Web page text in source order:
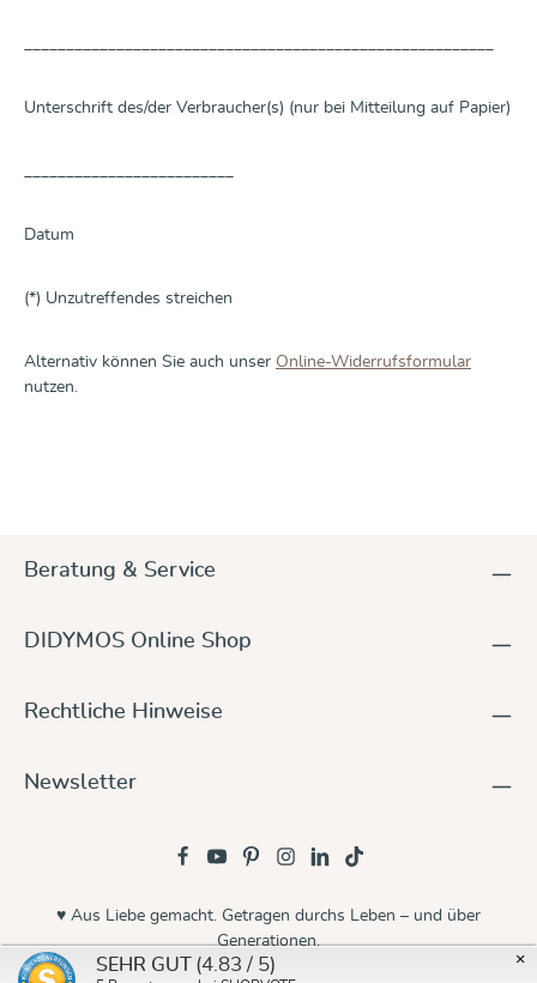
Unterschrift des/der Verbraucher(s) (nur bei Mitteilung auf Papier)
Datum
(*) Unzutreffendes streichen
Alternativ können Sie auch unser Online-Widerrufsformular
nutzen.
Beratung & Service
DIDYMOS Online Shop
Rechtliche Hinweise
Newsletter
♥ Aus Liebe gemacht. Getragen durchs Leben – und über
Generationen.
×
SEHR GUT (4.83 / 5)